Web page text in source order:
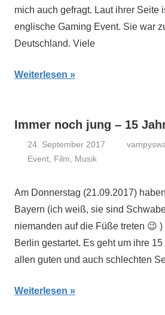
mich auch gefragt. Laut ihrer Seite
englische Gaming Event. Sie war
Deutschland. Viele
Weiterlesen
Immer noch jung – 15
24. September 2017
Event Film Musik
Am Donnerstag (21.09.2017)
Bayern (ich weiß, sie sind
niemanden auf die Füße treten 😉
Berlin gestartet. Es geht um ihre
allen guten und auch schlechten
Weiterlesen